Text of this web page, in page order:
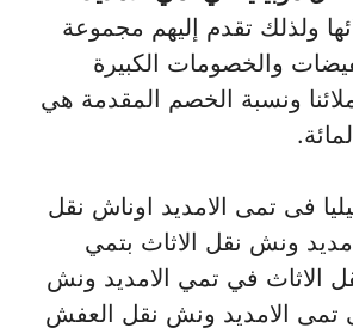
ولذلك تقدم إليهم مجموعة
والخصومات الكبيرة
ونسبة الخصم المقدمة هي
فى تمى الامديد اوناش نقل
ونش نقل الاثاث بتمي
الاثاث في تمي الامديد ونش
الامديد ونش نقل العفش